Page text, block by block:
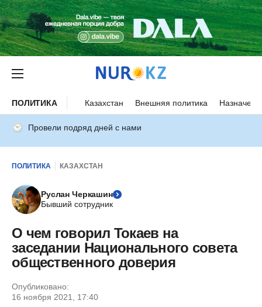
ПОЛИТИКА Казахстан Внешняя политика
Провели подряд дней с нами
ПОЛИТИКА КАЗАХСТАН
Руслан Черкашин
Бывший сотрудник
О чем говорил Токаев на
заседании Национального совета
общественного доверия
Опубликовано:
16 ноября 2021, 17:40